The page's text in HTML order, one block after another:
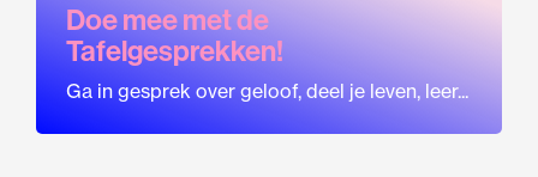
Doe mee met de
Tafelgesprekken!
Ga in gesprek over geloof, deel je leven, leer...